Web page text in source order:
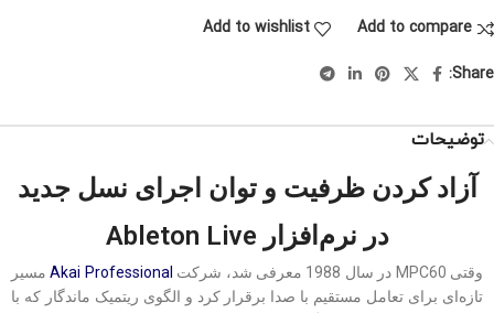
Add to compare
Add to wishlist
Share:
توضیحات
آزاد کردن ظرفیت و توان اجرای نسل جدید
در نرم‌افزار Ableton Live
وقتی MPC60 در سال 1988 معرفی شد، شرکت Akai Professionalمسیر
تازه‌ای برای تعامل مستقیم با صدا برقرار کرد و الگوی ریتمیک ماندگار که با